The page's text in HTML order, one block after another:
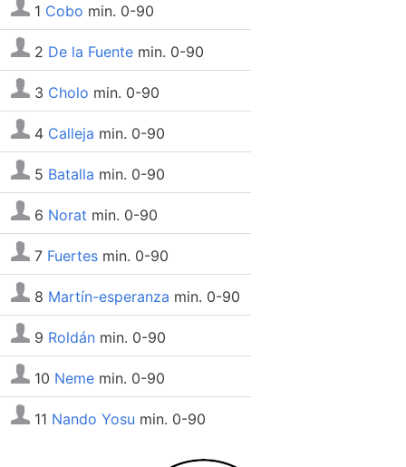
1 Cobo min. 0-90
2 De la Fuente min. 0-90
3 Cholo min. 0-90
4 Calleja min. 0-90
5 Batalla min. 0-90
6 Norat min. 0-90
7 Fuertes min. 0-90
8 Martín-esperanza min. 0-90
9 Roldán min. 0-90
10 Neme min. 0-90
11 Nando Yosu min. 0-90